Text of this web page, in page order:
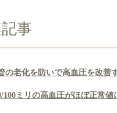
事
の老化を防いで高血圧を改善
100ミリの高血圧がほぼ正常